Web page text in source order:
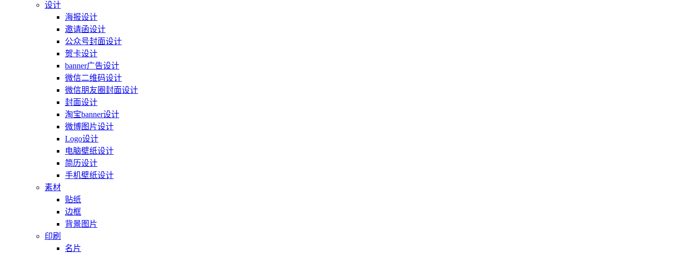
设计
海报设计
邀请函设计
公众号封面设计
贺卡设计
banner广告设计
微信二维码设计
微信朋友圈封面设计
封面设计
淘宝banner设计
微博图片设计
Logo设计
电脑壁纸设计
简历设计
手机壁纸设计
素材
贴纸
边框
背景图片
印刷
名片